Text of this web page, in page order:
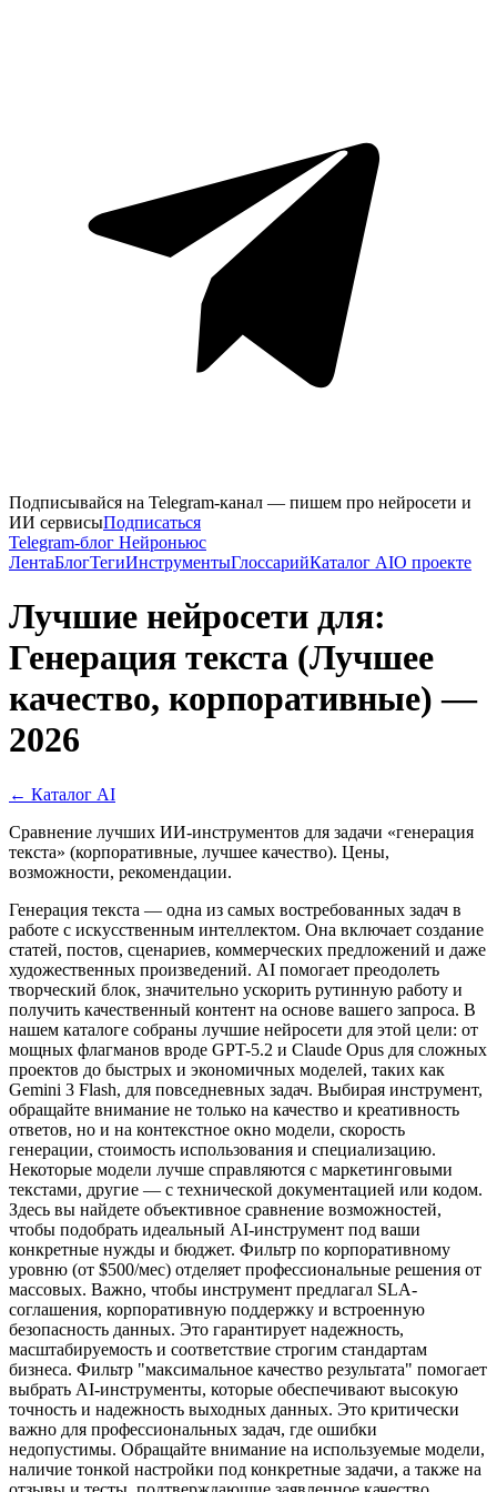
Подписывайся на Telegram-канал — пишем про нейросети и
ИИ сервисыПодписаться
Telegram-блог Нейроньюс
ЛентаБлогТегиИнструментыГлоссарийКаталог AIО проекте
Лучшие нейросети для:
Генерация текста (Лучшее
качество, корпоративные) —
2026
← Каталог AI
Сравнение лучших ИИ-инструментов для задачи «генерация
текста» (корпоративные, лучшее качество). Цены,
возможности, рекомендации.
Генерация текста — одна из самых востребованных задач в
работе с искусственным интеллектом. Она включает создание
статей, постов, сценариев, коммерческих предложений и даже
художественных произведений. AI помогает преодолеть
творческий блок, значительно ускорить рутинную работу и
получить качественный контент на основе вашего запроса. В
нашем каталоге собраны лучшие нейросети для этой цели: от
мощных флагманов вроде GPT-5.2 и Claude Opus для сложных
проектов до быстрых и экономичных моделей, таких как
Gemini 3 Flash, для повседневных задач. Выбирая инструмент,
обращайте внимание не только на качество и креативность
ответов, но и на контекстное окно модели, скорость
генерации, стоимость использования и специализацию.
Некоторые модели лучше справляются с маркетинговыми
текстами, другие — с технической документацией или кодом.
Здесь вы найдете объективное сравнение возможностей,
чтобы подобрать идеальный AI-инструмент под ваши
конкретные нужды и бюджет. Фильтр по корпоративному
уровню (от $500/мес) отделяет профессиональные решения от
массовых. Важно, чтобы инструмент предлагал SLA-
соглашения, корпоративную поддержку и встроенную
безопасность данных. Это гарантирует надежность,
масштабируемость и соответствие строгим стандартам
бизнеса. Фильтр "максимальное качество результата" помогает
выбрать AI-инструменты, которые обеспечивают высокую
точность и надежность выходных данных. Это критически
важно для профессиональных задач, где ошибки
недопустимы. Обращайте внимание на используемые модели,
наличие тонкой настройки под конкретные задачи, а также на